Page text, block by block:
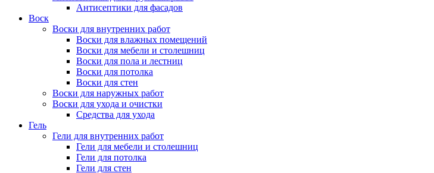
Антисептики для фасадов
Воск
Воски для внутренних работ
Воски для влажных помещений
Воски для мебели и столешниц
Воски для пола и лестниц
Воски для потолка
Воски для стен
Воски для наружных работ
Воски для ухода и очистки
Средства для ухода
Гель
Гели для внутренних работ
Гели для мебели и столешниц
Гели для потолка
Гели для стен